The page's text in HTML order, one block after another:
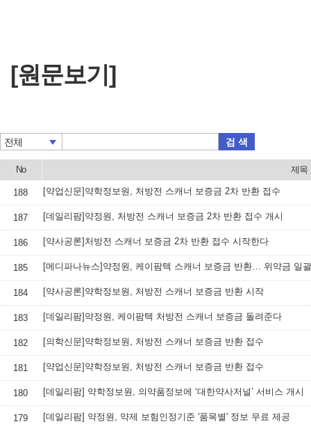
[원문보기]
전체 검 색
No 제목
188 [약업신문]약학정보원, 처방전 스캐너 보증금 2차 반환 접수
187 [데일리팜]약정원, 처방전 스캐너 보증금 2차 반환 접수 개시
186 [약사공론]처방전 스캐너 보증금 2차 반환 접수 시작한다
185 [메디파나뉴스]약정원, 케이팜텍 스캐너 보증금 반환… 위약금 일
184 [약사공론]약학정보원, 처방전 스캐너 보증금 반환 시작
183 [데일리팜]약정원, 케이팜텍 처방전 스캐너 보증금 돌려준다
182 [의학신문]약학정보원, 처방전 스캐너 보증금 반환 접수
181 [약업신문]약학정보원, 처방전 스캐너 보증금 반환 접수
180 [데일리팜] 약학정보원, 의약품정보에 ‘대한약사저널’ 서비스 개시
179 [데일리팜] 약정원, 약제 보험인정기준 '품목별' 정보 무료 제공